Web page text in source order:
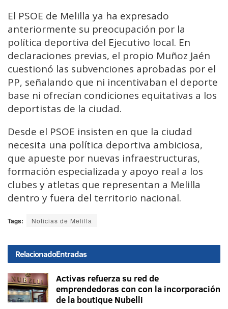
El PSOE de Melilla ya ha expresado
anteriormente su preocupación por la
política deportiva del Ejecutivo local. En
declaraciones previas, el propio Muñoz Jaén
cuestionó las subvenciones aprobadas por el
PP, señalando que ni incentivaban el deporte
base ni ofrecían condiciones equitativas a los
deportistas de la ciudad.
Desde el PSOE insisten en que la ciudad
necesita una política deportiva ambiciosa,
que apueste por nuevas infraestructuras,
formación especializada y apoyo real a los
clubes y atletas que representan a Melilla
dentro y fuera del territorio nacional.
Tags: Noticias de Melilla
RelacionadoEntradas
Activas refuerza su red de
emprendedoras con con la incorporación
de la boutique Nubelli